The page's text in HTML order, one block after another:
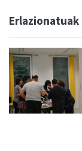
Erlazionatuak